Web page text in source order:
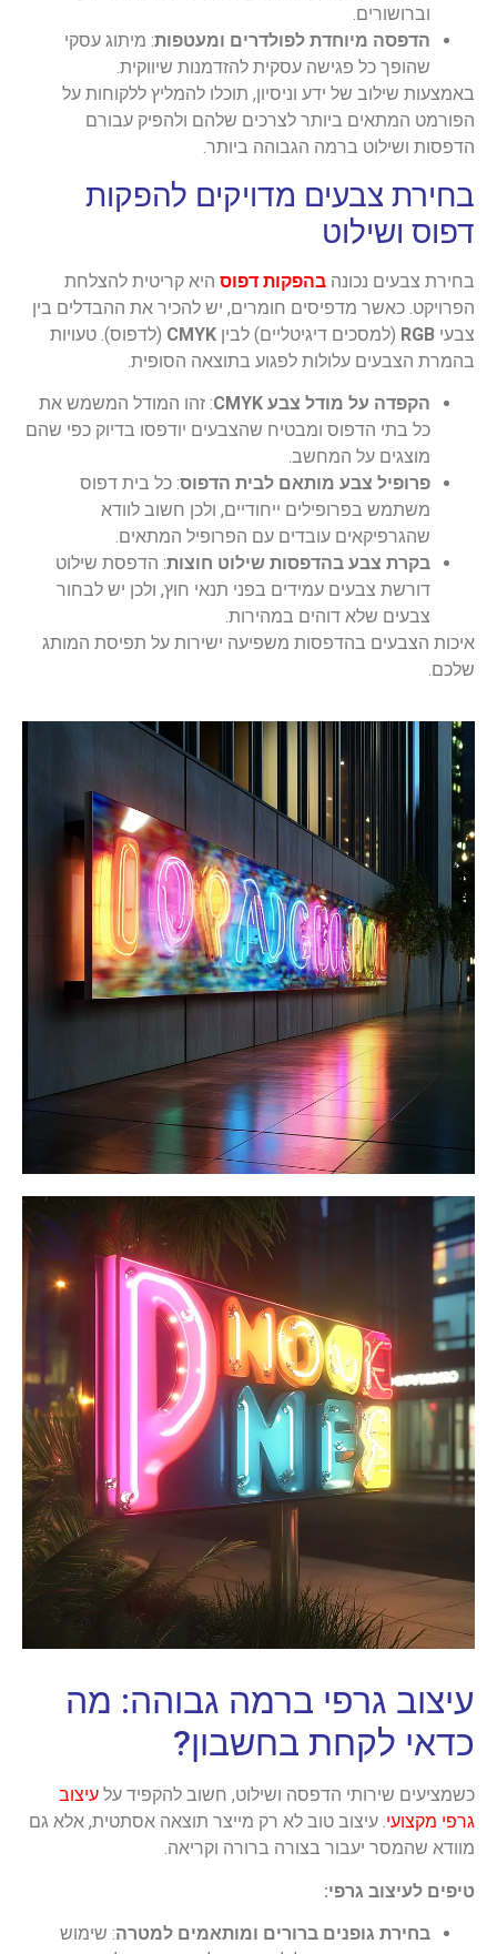
וברושורים.
הדפסה מיוחדת לפולדרים ומעטפות: מיתוג עסקי
שהופך כל פגישה עסקית להזדמנות שיווקית.
באמצעות שילוב של ידע וניסיון, תוכלו להמליץ ללקוחות על
הפורמט המתאים ביותר לצרכים שלהם ולהפיק עבורם
הדפסות ושילוט ברמה הגבוהה ביותר.
בחירת צבעים מדויקים להפקות
דפוס ושילוט
בחירת צבעים נכונה בהפקות דפוס היא קריטית להצלחת
הפרויקט. כאשר מדפיסים חומרים, יש להכיר את ההבדלים בין
צבעי RGB (למסכים דיגיטליים) לבין CMYK (לדפוס). טעויות
בהמרת הצבעים עלולות לפגוע בתוצאה הסופית.
הקפדה על מודל צבע CMYK
: זהו המודל המשמש את
כל בתי הדפוס ומבטיח שהצבעים יודפסו בדיוק כפי שהם
מוצגים על המחשב.
פרופיל צבע מותאם לבית הדפוס: כל בית דפוס
משתמש בפרופילים ייחודיים, ולכן חשוב לוודא
שהגרפיקאים עובדים עם הפרופיל המתאים.
בקרת צבע בהדפסות שילוט חוצות: הדפסת שילוט
דורשת צבעים עמידים בפני תנאי חוץ, ולכן יש לבחור
צבעים שלא דוהים במהירות.
איכות הצבעים בהדפסות משפיעה ישירות על תפיסת המותג
שלכם.
עיצוב גרפי ברמה גבוהה: מה
כדאי לקחת בחשבון?
כשמציעים שירותי הדפסה ושילוט, חשוב להקפיד על עיצוב
גרפי מקצועי. עיצוב טוב לא רק מייצר תוצאה אסתטית, אלא גם
מוודא שהמסר יעבור בצורה ברורה וקריאה.
טיפים לעיצוב גרפי:
בחירת גופנים ברורים ומותאמים למטרה: שימוש